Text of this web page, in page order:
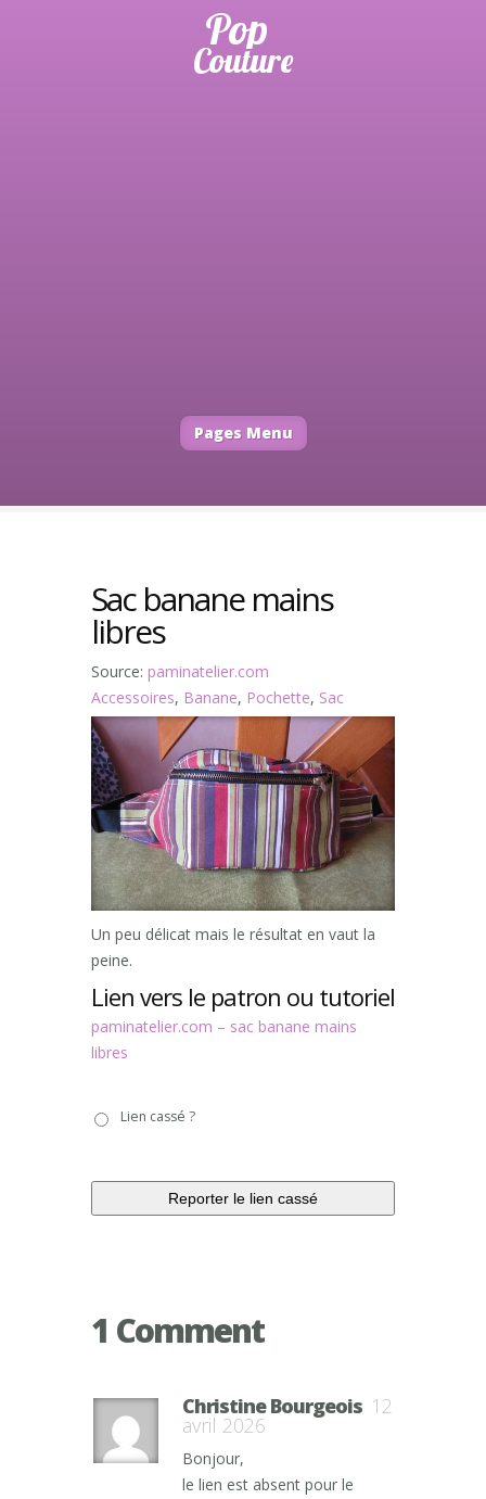
Pages Menu
Sac banane mains
libres
Source: paminatelier.com
Accessoires, Banane, Pochette, Sac
Un peu délicat mais le résultat en vaut la
peine.
Lien vers le patron ou tutoriel
paminatelier.com – sac banane mains
libres
casséLien cassé ?
1 Comment
Christine Bourgeois 12
avril 2026
Bonjour,
le lien est absent pour le